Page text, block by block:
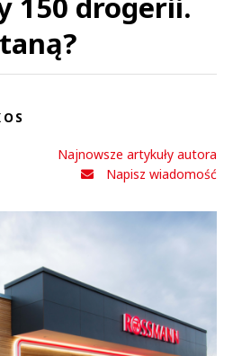
Najnowsze artykuły autora
Napisz wiadomość